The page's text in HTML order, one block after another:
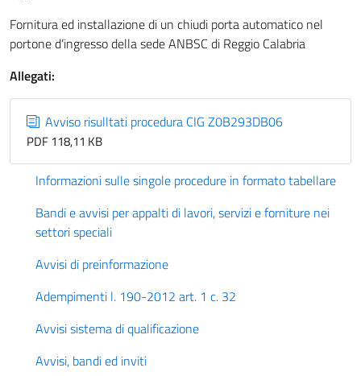
Fornitura ed installazione di un chiudi porta automatico nel
portone d’ingresso della sede ANBSC di Reggio Calabria
Allegati:
Avviso risulltati procedura CIG Z0B293DB06
PDF 118,11 KB
Informazioni sulle singole procedure in formato tabellare
Bandi e avvisi per appalti di lavori, servizi e forniture nei
settori speciali
Avvisi di preinformazione
Adempimenti l. 190-2012 art. 1 c. 32
Avvisi sistema di qualificazione
Avvisi, bandi ed inviti